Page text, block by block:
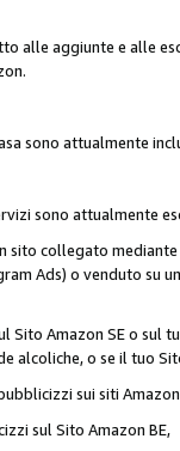
alle aggiunte e alle
sono attualmente
sono attualmente
sito collegato
Ads) o venduto su
Amazon SE o sul
alcoliche, o se il tuo
sui siti Amazon
sul Sito Amazon BE,